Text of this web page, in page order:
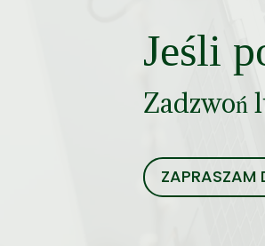
Jeśli
Zadzwoń
ZAPRASZAM